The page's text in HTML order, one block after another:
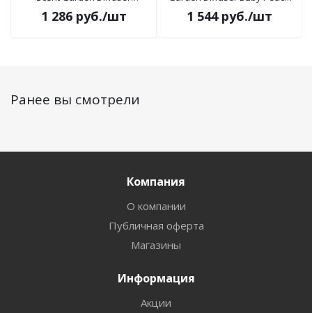
Eucalyptus 165мл
1 286руб./шт
165мл
1 544руб./шт
Ранее вы смотрели
Компания
О компании
Публичная оферта
Магазины
Информация
Акции